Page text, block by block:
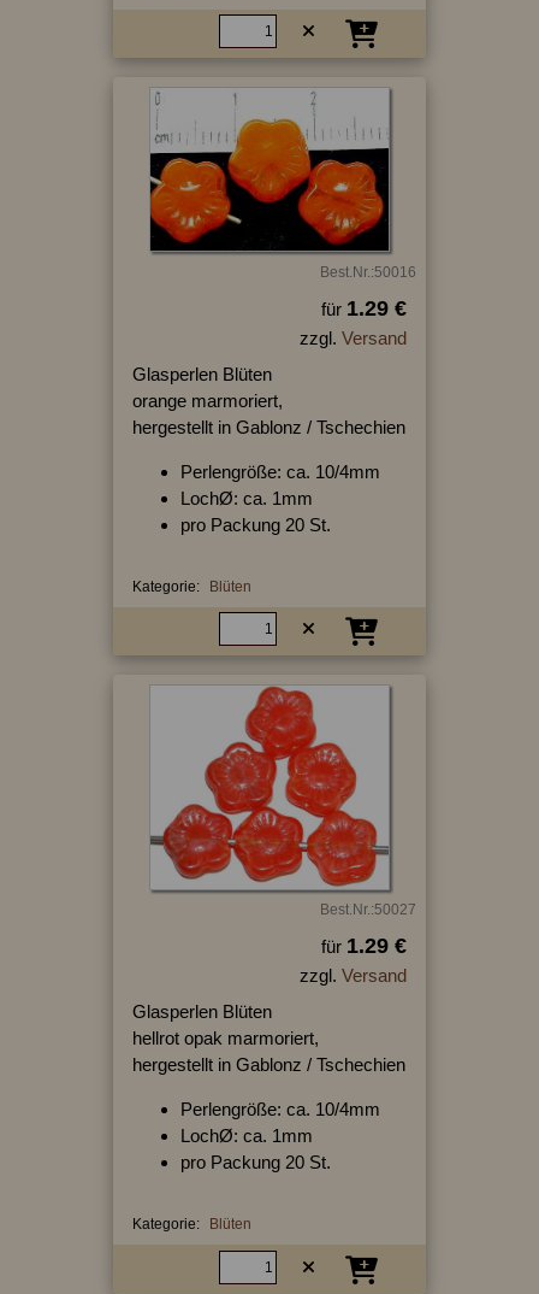
Best.Nr.:50016
für 1.29 €
zzgl. Versand
Glasperlen Blüten
orange marmoriert,
hergestellt in Gablonz / Tschechien
Perlengröße: ca. 10/4mm
LochØ: ca. 1mm
pro Packung 20 St.
Kategorie: Blüten
Best.Nr.:50027
für 1.29 €
zzgl. Versand
Glasperlen Blüten
hellrot opak marmoriert,
hergestellt in Gablonz / Tschechien
Perlengröße: ca. 10/4mm
LochØ: ca. 1mm
pro Packung 20 St.
Kategorie: Blüten